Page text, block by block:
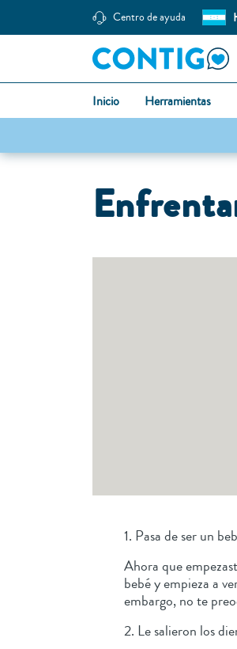
Centro de ayuda
Inicio Herramientas
1. Pasa de ser un
Ahora que
bebé y empieza a
embargo, no te
2. Le salieron los